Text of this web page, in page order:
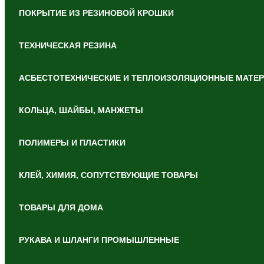
ПОКРЫТИЕ ИЗ РЕЗИНОВОЙ КРОШКИ
ТЕХНИЧЕСКАЯ РЕЗИНА
АСБЕСТОТЕХНИЧЕСКИЕ И ТЕПЛОИЗОЛЯЦИОННЫЕ
КОЛЬЦА, ШАЙБЫ, МАНЖЕТЫ
ПОЛИМЕРЫ И ПЛАСТИКИ
КЛЕЙ, ХИМИЯ, СОПУТСТВУЮЩИЕ ТОВАРЫ
ТОВАРЫ ДЛЯ ДОМА
РУКАВА И ШЛАНГИ ПРОМЫШЛЕННЫЕ